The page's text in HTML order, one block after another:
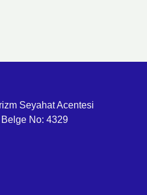
Seyahat Acentesi
No: 4329